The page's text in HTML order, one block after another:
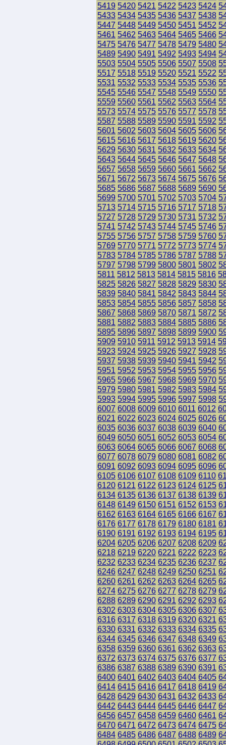
5419 5420 5421 5422 5423 5424
5433 5434 5435 5436 5437 5438
5447 5448 5449 5450 5451 5452
5461 5462 5463 5464 5465 5466
5475 5476 5477 5478 5479 5480
5489 5490 5491 5492 5493 5494
5503 5504 5505 5506 5507 5508
5517 5518 5519 5520 5521 5522
5531 5532 5533 5534 5535 5536
5545 5546 5547 5548 5549 5550
5559 5560 5561 5562 5563 5564
5573 5574 5575 5576 5577 5578
5587 5588 5589 5590 5591 5592
5601 5602 5603 5604 5605 5606
5615 5616 5617 5618 5619 5620
5629 5630 5631 5632 5633 5634
5643 5644 5645 5646 5647 5648
5657 5658 5659 5660 5661 5662
5671 5672 5673 5674 5675 5676
5685 5686 5687 5688 5689 5690
5699 5700 5701 5702 5703 5704
5713 5714 5715 5716 5717 5718
5727 5728 5729 5730 5731 5732
5741 5742 5743 5744 5745 5746
5755 5756 5757 5758 5759 5760
5769 5770 5771 5772 5773 5774
5783 5784 5785 5786 5787 5788
5797 5798 5799 5800 5801 5802
5811 5812 5813 5814 5815 5816
5825 5826 5827 5828 5829 5830
5839 5840 5841 5842 5843 5844
5853 5854 5855 5856 5857 5858
5867 5868 5869 5870 5871 5872
5881 5882 5883 5884 5885 5886
5895 5896 5897 5898 5899 5900
5909 5910 5911 5912 5913 5914
5923 5924 5925 5926 5927 5928
5937 5938 5939 5940 5941 5942
5951 5952 5953 5954 5955 5956
5965 5966 5967 5968 5969 5970
5979 5980 5981 5982 5983 5984
5993 5994 5995 5996 5997 5998
6007 6008 6009 6010 6011 6012
6021 6022 6023 6024 6025 6026
6035 6036 6037 6038 6039 6040
6049 6050 6051 6052 6053 6054
6063 6064 6065 6066 6067 6068
6077 6078 6079 6080 6081 6082
6091 6092 6093 6094 6095 6096
6105 6106 6107 6108 6109 6110
6120 6121 6122 6123 6124 6125
6134 6135 6136 6137 6138 6139
6148 6149 6150 6151 6152 6153
6162 6163 6164 6165 6166 6167
6176 6177 6178 6179 6180 6181
6190 6191 6192 6193 6194 6195
6204 6205 6206 6207 6208 6209
6218 6219 6220 6221 6222 6223
6232 6233 6234 6235 6236 6237
6246 6247 6248 6249 6250 6251
6260 6261 6262 6263 6264 6265
6274 6275 6276 6277 6278 6279
6288 6289 6290 6291 6292 6293
6302 6303 6304 6305 6306 6307
6316 6317 6318 6319 6320 6321
6330 6331 6332 6333 6334 6335
6344 6345 6346 6347 6348 6349
6358 6359 6360 6361 6362 6363
6372 6373 6374 6375 6376 6377
6386 6387 6388 6389 6390 6391
6400 6401 6402 6403 6404 6405
6414 6415 6416 6417 6418 6419
6428 6429 6430 6431 6432 6433
6442 6443 6444 6445 6446 6447
6456 6457 6458 6459 6460 6461
6470 6471 6472 6473 6474 6475
6484 6485 6486 6487 6488 6489